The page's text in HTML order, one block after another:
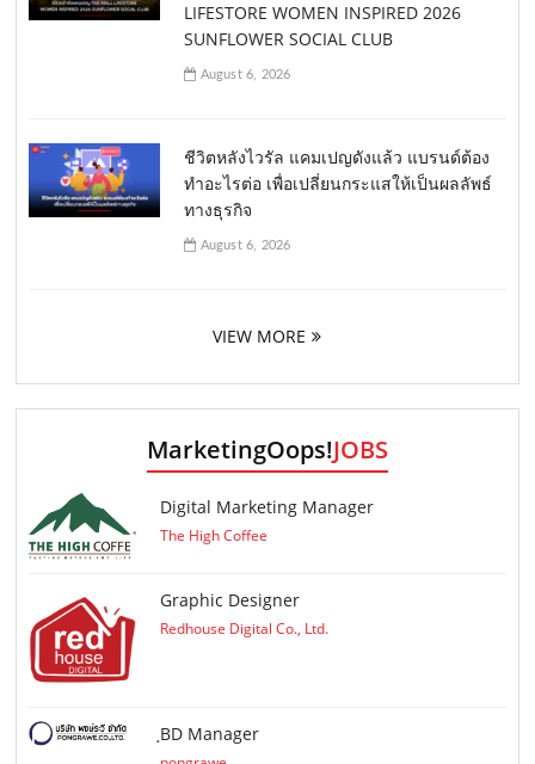
LIFESTORE WOMEN INSPIRED 2026
SUNFLOWER SOCIAL CLUB
August 6, 2026
ชีวิตหลังไวรัล แคมเปญดังแล้ว แบรนด์ต้อง
ทำอะไรต่อ เพื่อเปลี่ยนกระแสให้เป็นผลลัพธ์
ทางธุรกิจ
August 6, 2026
VIEW MORE
MarketingOops!JOBS
Digital Marketing Manager
The High Coffee
Graphic Designer
Redhouse Digital Co., Ltd.
ฺBD Manager